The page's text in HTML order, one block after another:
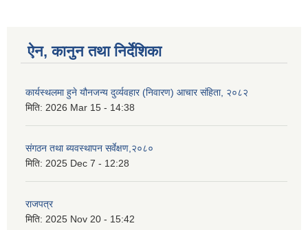
ऐन, कानुन तथा निर्देशिका
कार्यस्थलमा हुने यौनजन्य दुर्व्यवहार (निवारण) आचार संहिता, २०८२
मिति: 2026 Mar 15 - 14:38
संगठन तथा ब्यवस्थापन सर्वेक्षण,२०८०
मिति: 2025 Dec 7 - 12:28
राजपत्र
मिति: 2025 Nov 20 - 15:42